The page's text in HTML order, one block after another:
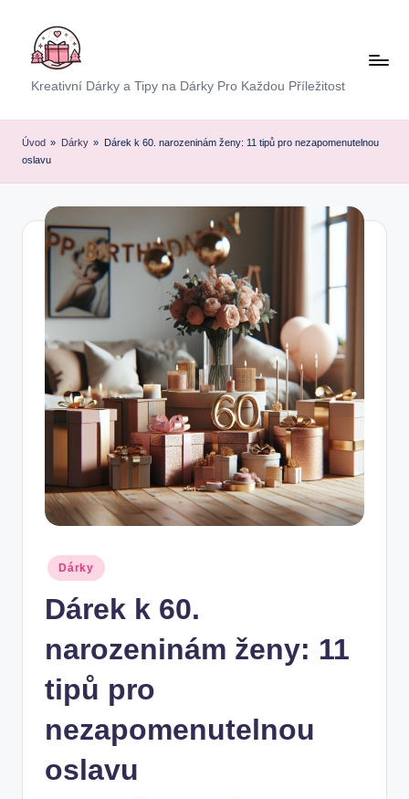
content
E
x
p
r
Kreativní Dárky a Tipy na Dárky Pro Každou Příležitost
Úvod » Dárky » Dárek k 60. narozeninám ženy: 11 tipů pro nezapomenutelnou
oslavu
Posted
in
Dárky
Dárek k 60.
narozeninám ženy: 11
tipů pro
nezapomenutelnou
oslavu